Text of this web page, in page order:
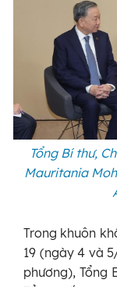
Tổng Bí thư,
Mauritania
Trong khuôn
19 (ngày 4 và
phương), Tổng